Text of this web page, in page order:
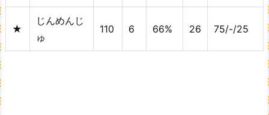
★
じんめんじ
ゅ
110 6 66% 26 75/-/25